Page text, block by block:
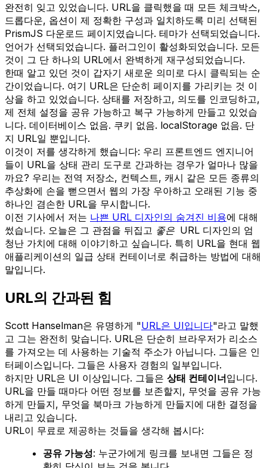
완전히 잊고 있었습니다. URL을 클릭했을 때 모든 체크박스,
드롭다운, 옵션이 제 정확한 구성과 일치하도록 미리 선택된
PrismJS 다운로드 페이지였습니다. 테마가 선택되었습니다.
언어가 선택되었습니다. 플러그인이 활성화되었습니다. 모든
것이 그 단 하나의 URL에서 완벽하게 재구성되었습니다.
한때 알고 있던 것이 갑자기 새로운 의미로 다시 클릭되는 순
간이었습니다. 여기 URL은 단순히 페이지를 가리키는 것 이
상을 하고 있었습니다. 상태를 저장하고, 의도를 인코딩하고,
제 전체 설정을 공유 가능하고 복구 가능하게 만들고 있었습
니다. 데이터베이스 없음. 쿠키 없음. localStorage 없음. 단
지 URL일 뿐입니다.
이것이 저를 생각하게 했습니다: 우리 프론트엔드 엔지니어
들이 URL을 상태 관리 도구로 간과하는 경우가 얼마나 많을
까요? 우리는 전역 저장소, 컨텍스트, 캐시 같은 모든 종류의
추상화에 손을 뻗으면서 웹의 가장 우아하고 오래된 기능 중
하나인 겸손한 URL을 무시합니다.
이전 기사에서 저는 나쁜 URL 디자인의 숨겨진 비용에 대해
썼습니다. 오늘은 그 관점을 뒤집고 좋은 URL 디자인의 엄
청난 가치에 대해 이야기하고 싶습니다. 특히 URL을 현대 웹
애플리케이션의 일급 상태 컨테이너로 취급하는 방법에 대해
말입니다.
URL의 간과된 힘
Scott Hanselman은 유명하게 "URL은 UI입니다"라고 말했
고 그는 완전히 맞습니다. URL은 단순히 브라우저가 리소스
를 가져오는 데 사용하는 기술적 주소가 아닙니다. 그들은 인
터페이스입니다. 그들은 사용자 경험의 일부입니다.
하지만 URL은 UI 이상입니다. 그들은 상태 컨테이너입니다.
URL을 만들 때마다 어떤 정보를 보존할지, 무엇을 공유 가능
하게 만들지, 무엇을 북마크 가능하게 만들지에 대한 결정을
내리고 있습니다.
URL이 무료로 제공하는 것들을 생각해 봅시다:
공유 가능성: 누군가에게 링크를 보내면 그들은 정